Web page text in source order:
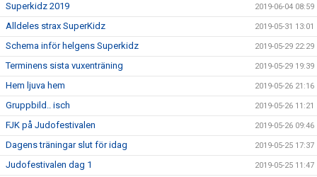
Superkidz 2019 2019-06-04 08:59
Alldeles strax SuperKidz 2019-05-31 13:01
Schema inför helgens Superkidz 2019-05-29 22:29
Terminens sista vuxenträning 2019-05-29 19:39
Hem ljuva hem 2019-05-26 21:16
Gruppbild.. isch 2019-05-26 11:21
FJK på Judofestivalen 2019-05-26 09:46
Dagens träningar slut för idag 2019-05-25 17:37
Judofestivalen dag 1 2019-05-25 11:47